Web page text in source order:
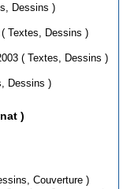
sang / Oct 2001 ( Textes, Dessins )
• Tome 4 : Lorsque vient la nuit... / Nov 2002 ( Textes, Dessins )
• Tome 5 : ... S'envolent les chimères / Nov 2003 ( Textes, Dessins )
/ Oct 2004 ( Textes, Dessins )
Intégrale ( Glénat )
Dessins, Couverture )